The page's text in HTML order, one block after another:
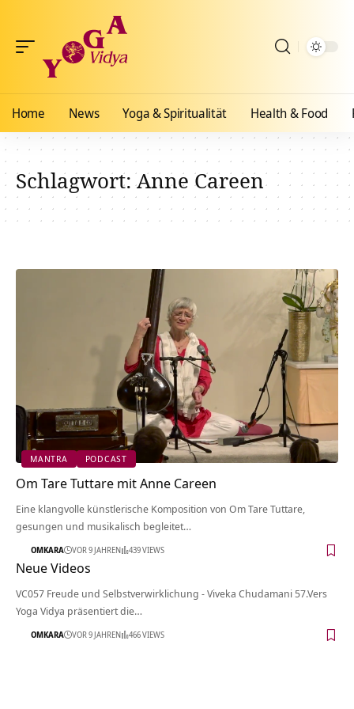
Home News Yoga & Spiritualität Health & Food
Schlagwort:Anne Careen
MANTRA PODCAST
Om Tare Tuttare mit Anne Careen
Eine klangvolle künstlerische Komposition von Om Tare Tuttare,
gesungen und musikalisch begleitet…
OMKARA VOR 9 JAHREN 439 VIEWS
Neue Videos
VC057 Freude und Selbstverwirklichung - Viveka Chudamani 57.Vers
Yoga Vidya präsentiert die…
OMKARA VOR 9 JAHREN 466 VIEWS